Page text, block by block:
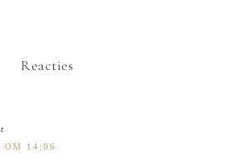
Reacties
14:06